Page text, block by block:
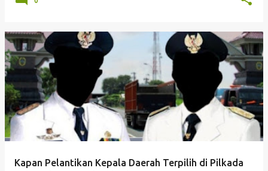
Kapan Pelantikan Kepala Daerah Terpilih di Pilkada